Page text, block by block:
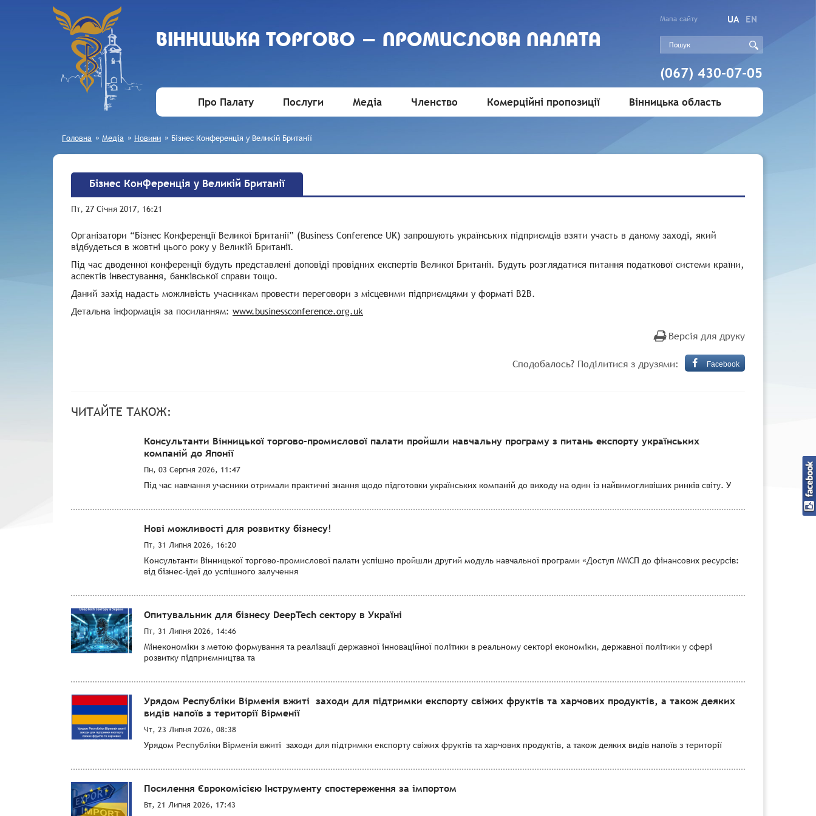
ВIННИЦЬКА ТОРГОВО - ПРОМИСЛОВА ПАЛАТА
Мапа сайту UA EN
(067) 430-07-05
Про Палату Послуги Медіа Членство Комерційні пропозиції Вінницька область
Головна » Медіа » Новини » Бізнес Конференція у Великій Британії
Бізнес Конференція у Великій Британії
Пт, 27 Січня 2017, 16:21
Організатори “Бізнес Конференції Великої Британії” (Business Conference UK) запрошують українських підприємців взяти участь в даному заході, який
відбудеться в жовтні цього року у Великій Британії.
Під час дводенної конференції будуть представлені доповіді провідних експертів Великої Британії. Будуть розглядатися питання податкової системи країни,
аспектів інвестування, банківської справи тощо.
Даний захід надасть можливість учасникам провести переговори з місцевими підприємцями у форматі В2В.
Детальна інформація за посиланням: www.businessconference.org.uk
Версія для друку
Сподобалось? Поділитися з друзями: Facebook
ЧИТАЙТЕ ТАКОЖ:
Консультанти Вінницької торгово-промислової палати пройшли навчальну програму з питань експорту українських
компаній до Японії
Пн, 03 Серпня 2026, 11:47
Під час навчання учасники отримали практичні знання щодо підготовки українських компаній до виходу на один із найвимогливіших ринків світу. У
Нові можливості для розвитку бізнесу!
Пт, 31 Липня 2026, 16:20
Консультанти Вінницької торгово-промислової палати успішно пройшли другий модуль навчальної програми «Доступ ММСП до фінансових ресурсів:
від бізнес-ідеї до успішного залучення
Опитувальник для бізнесу DeepTech сектору в Україні
Пт, 31 Липня 2026, 14:46
Мінекономіки з метою формування та реалізації державної інноваційної політики в реальному секторі економіки, державної політики у сфері
розвитку підприємництва та
Урядом Республіки Вірменія вжиті заходи для підтримки експорту свіжих фруктів та харчових продуктів, а також деяких
видів напоїв з території Вірменії
Чт, 23 Липня 2026, 08:38
Урядом Республіки Вірменія вжиті заходи для підтримки експорту свіжих фруктів та харчових продуктів, а також деяких видів напоїв з території
Посилення Єврокомісією Інструменту спостереження за імпортом
Вт, 21 Липня 2026, 17:43